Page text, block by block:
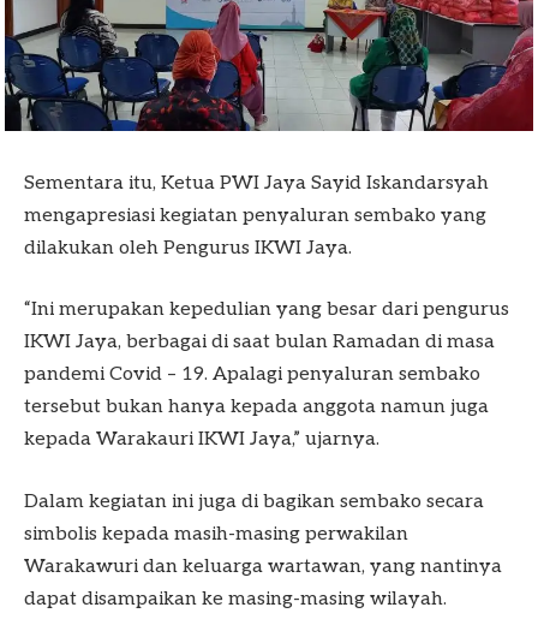
Sementara itu, Ketua PWI Jaya Sayid Iskandarsyah
mengapresiasi kegiatan penyaluran sembako yang
dilakukan oleh Pengurus IKWI Jaya.
“Ini merupakan kepedulian yang besar dari pengurus
IKWI Jaya, berbagai di saat bulan Ramadan di masa
pandemi Covid – 19. Apalagi penyaluran sembako
tersebut bukan hanya kepada anggota namun juga
kepada Warakauri IKWI Jaya,” ujarnya.
Dalam kegiatan ini juga di bagikan sembako secara
simbolis kepada masih-masing perwakilan
Warakawuri dan keluarga wartawan, yang nantinya
dapat disampaikan ke masing-masing wilayah.